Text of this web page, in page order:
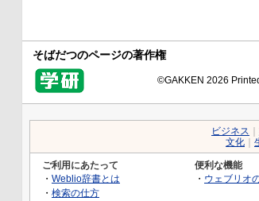
そばだつのページの著作権
©GAKKEN 2026
ビジネス
文化
ご利用にあたって
・ Weblio辞書とは
・ 検索の仕方
便利な機能
・ ウェブリオ